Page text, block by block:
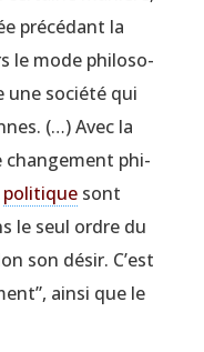
pré­cé­dant la
le mode phi­lo­so­
une socié­té qui
(…) Avec la
chan­ge­ment phi­
poli­tiquesont
le seul ordre du
son désir. C’est
ain­si que le